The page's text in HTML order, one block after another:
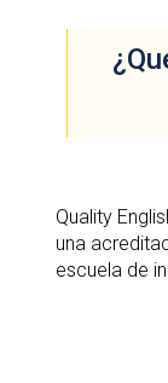
Quality
una
escuela de